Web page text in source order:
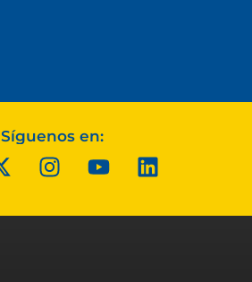
Síguenos en: